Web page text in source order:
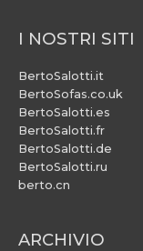
I NOSTRI SITI
BertoSalotti.it
BertoSofas.co.uk
BertoSalotti.es
BertoSalotti.fr
BertoSalotti.de
BertoSalotti.ru
berto.cn
ARCHIVIO
ARCHIVIO